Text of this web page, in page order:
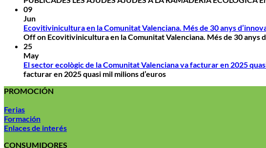
09
Jun
Ecovitivinicultura en la Comunitat Valenciana. Més de 30 anys
Offon Ecovitivinicultura en la Comunitat Valenciana. Més de 30
25
May
El sector ecològic de la Comunitat Valenciana va facturar en 2025
facturar en 2025 quasi mil milions d’euros
PROMOCIÓN
Ferias
Formación
Enlaces de interés
CONSUMIDORES